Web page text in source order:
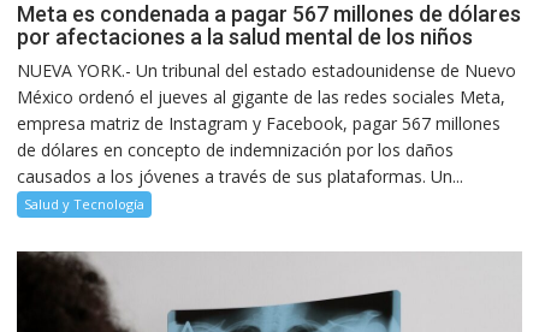
Meta es condenada a pagar 567 millones de dólares
por afectaciones a la salud mental de los niños
NUEVA YORK.- Un tribunal del estado estadounidense de Nuevo
México ordenó el jueves al gigante de las redes sociales Meta,
empresa matriz de Instagram y Facebook, pagar 567 millones
de dólares en concepto de indemnización por los daños
causados a los jóvenes a través de sus plataformas. Un...
Salud y Tecnología